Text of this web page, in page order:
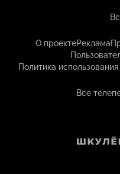
О проектеРеклама
Политика
Все